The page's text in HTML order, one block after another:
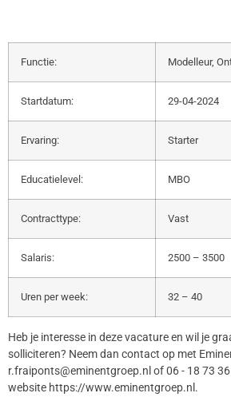
Functie: Modelleur,
Startdatum: 29-04-2024
Ervaring: Starter
Educatielevel: MBO
Contracttype: Vast
Salaris: 2500 – 3500
Uren per week: 32 – 40
Heb je interesse in deze vacature en wil je
solliciteren? Neem dan contact op met
r.fraiponts@eminentgroep.nl of 06 - 18 73
website https://www.eminentgroep.nl.